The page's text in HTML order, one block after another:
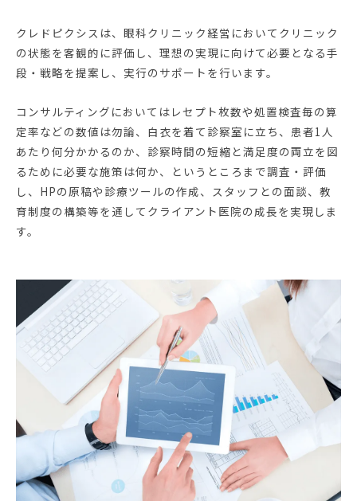
クレドピクシスは、眼科クリニック経営においてクリニック
の状態を客観的に評価し、理想の実現に向けて必要となる手
段・戦略を提案し、実行のサポートを行います。
コンサルティングにおいてはレセプト枚数や処置検査毎の算
定率などの数値は勿論、白衣を着て診察室に立ち、患者1人
あたり何分かかるのか、診察時間の短縮と満足度の両立を図
るために必要な施策は何か、というところまで調査・評価
し、HPの原稿や診療ツールの作成、スタッフとの面談、教
育制度の構築等を通してクライアント医院の成長を実現しま
す。